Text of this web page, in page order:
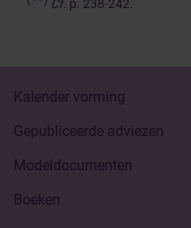
Cf. p. 238-242.
Kalender vorming
Gepubliceerde adviezen
Modeldocumenten
Boeken